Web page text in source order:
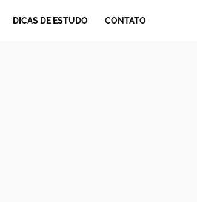
DICAS DE ESTUDO CONTATO